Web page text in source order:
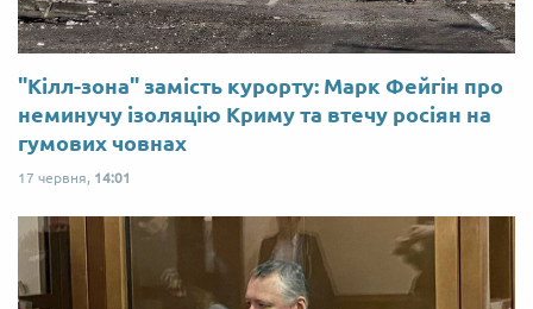
"Кілл-зона" замість курорту: Марк Фейгін про
неминучу ізоляцію Криму та втечу росіян на
гумових човнах
17 червня, 14:01